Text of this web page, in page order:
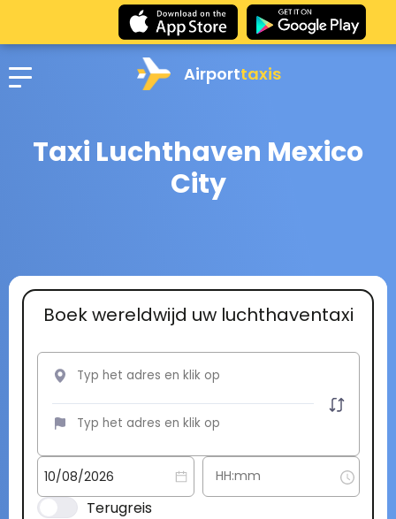
Airporttaxis
Taxi Luchthaven Mexico
City
Boek wereldwijd uw luchthaventaxi
Terugreis